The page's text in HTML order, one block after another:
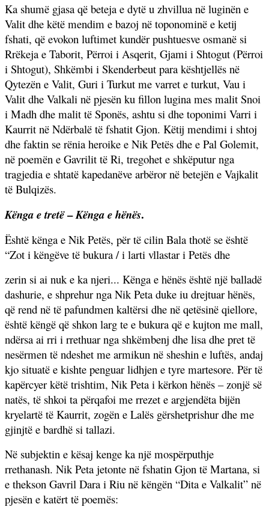
Ka shumë gjasa që beteja e dytë u zhvillua në luginën e
Valit dhe këtë mendim e bazoj në toponominë e ketij
fshati, që evokon luftimet kundër pushtuesve osmanë si
Rrëkeja e Taborit, Përroi i Asqerit, Gjami i Shtogut (Përroi
i Shtogut), Shkëmbi i Skenderbeut para kështjellës në
Qytezën e Valit, Guri i Turkut me varret e turkut, Vau i
Valit dhe Valkali në pjesën ku fillon lugina mes malit Snoi
i Madh dhe malit të Sponës, ashtu si dhe toponimi Varri i
Kaurrit në Ndërbalë të fshatit Gjon. Këtij mendimi i shtoj
dhe faktin se rënia heroike e Nik Petës dhe e Pal Golemit,
në poemën e Gavrilit të Ri, tregohet e shkëputur nga
tragjedia e shtatë kapedanëve arbëror në betejën e Vajkalit
të Bulqizës.
Kënga e tretë–Kënga e hënës.
Është kënga e Nik Petës, për të cilin Bala thotë se është
“Zot i këngëve të bukura / i larti vllastar i Petës dhe
zerin si ai nuk e ka njeri... Kënga e hënës është një balladë
dashurie, e shprehur nga Nik Peta duke iu drejtuar hënës,
që rend në të pafundmen kaltërsi dhe në qetësinë qiellore,
është këngë që shkon larg te e bukura që e kujton me mall,
ndërsa ai rri i rrethuar nga shkëmbenj dhe lisa dhe pret të
nesërmen të ndeshet me armikun në sheshin e luftës, andaj
kjo situatë e kishte penguar lidhjen e tyre martesore. Për të
kapërcyer këtë trishtim, Nik Peta i kërkon hënës – zonjë së
natës, të shkoi ta përqafoi me rrezet e argjendëta bijën
kryelartë të Kaurrit, zogën e Lalës gërshetprishur dhe me
gjinjtë e bardhë si tallazi.
Në subjektin e kësaj kenge ka një mospërputhje
rrethanash. Nik Peta jetonte në fshatin Gjon të Martana, si
e thekson Gavril Dara i Riu në këngën “Dita e Valkalit” në
pjesën e katërt të poemës: